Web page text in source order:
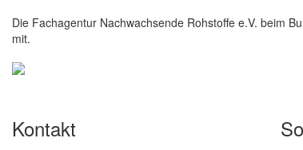
Die Fachagentur Nachwachsende Rohstoffe e.V. beim
mit.
Kontakt